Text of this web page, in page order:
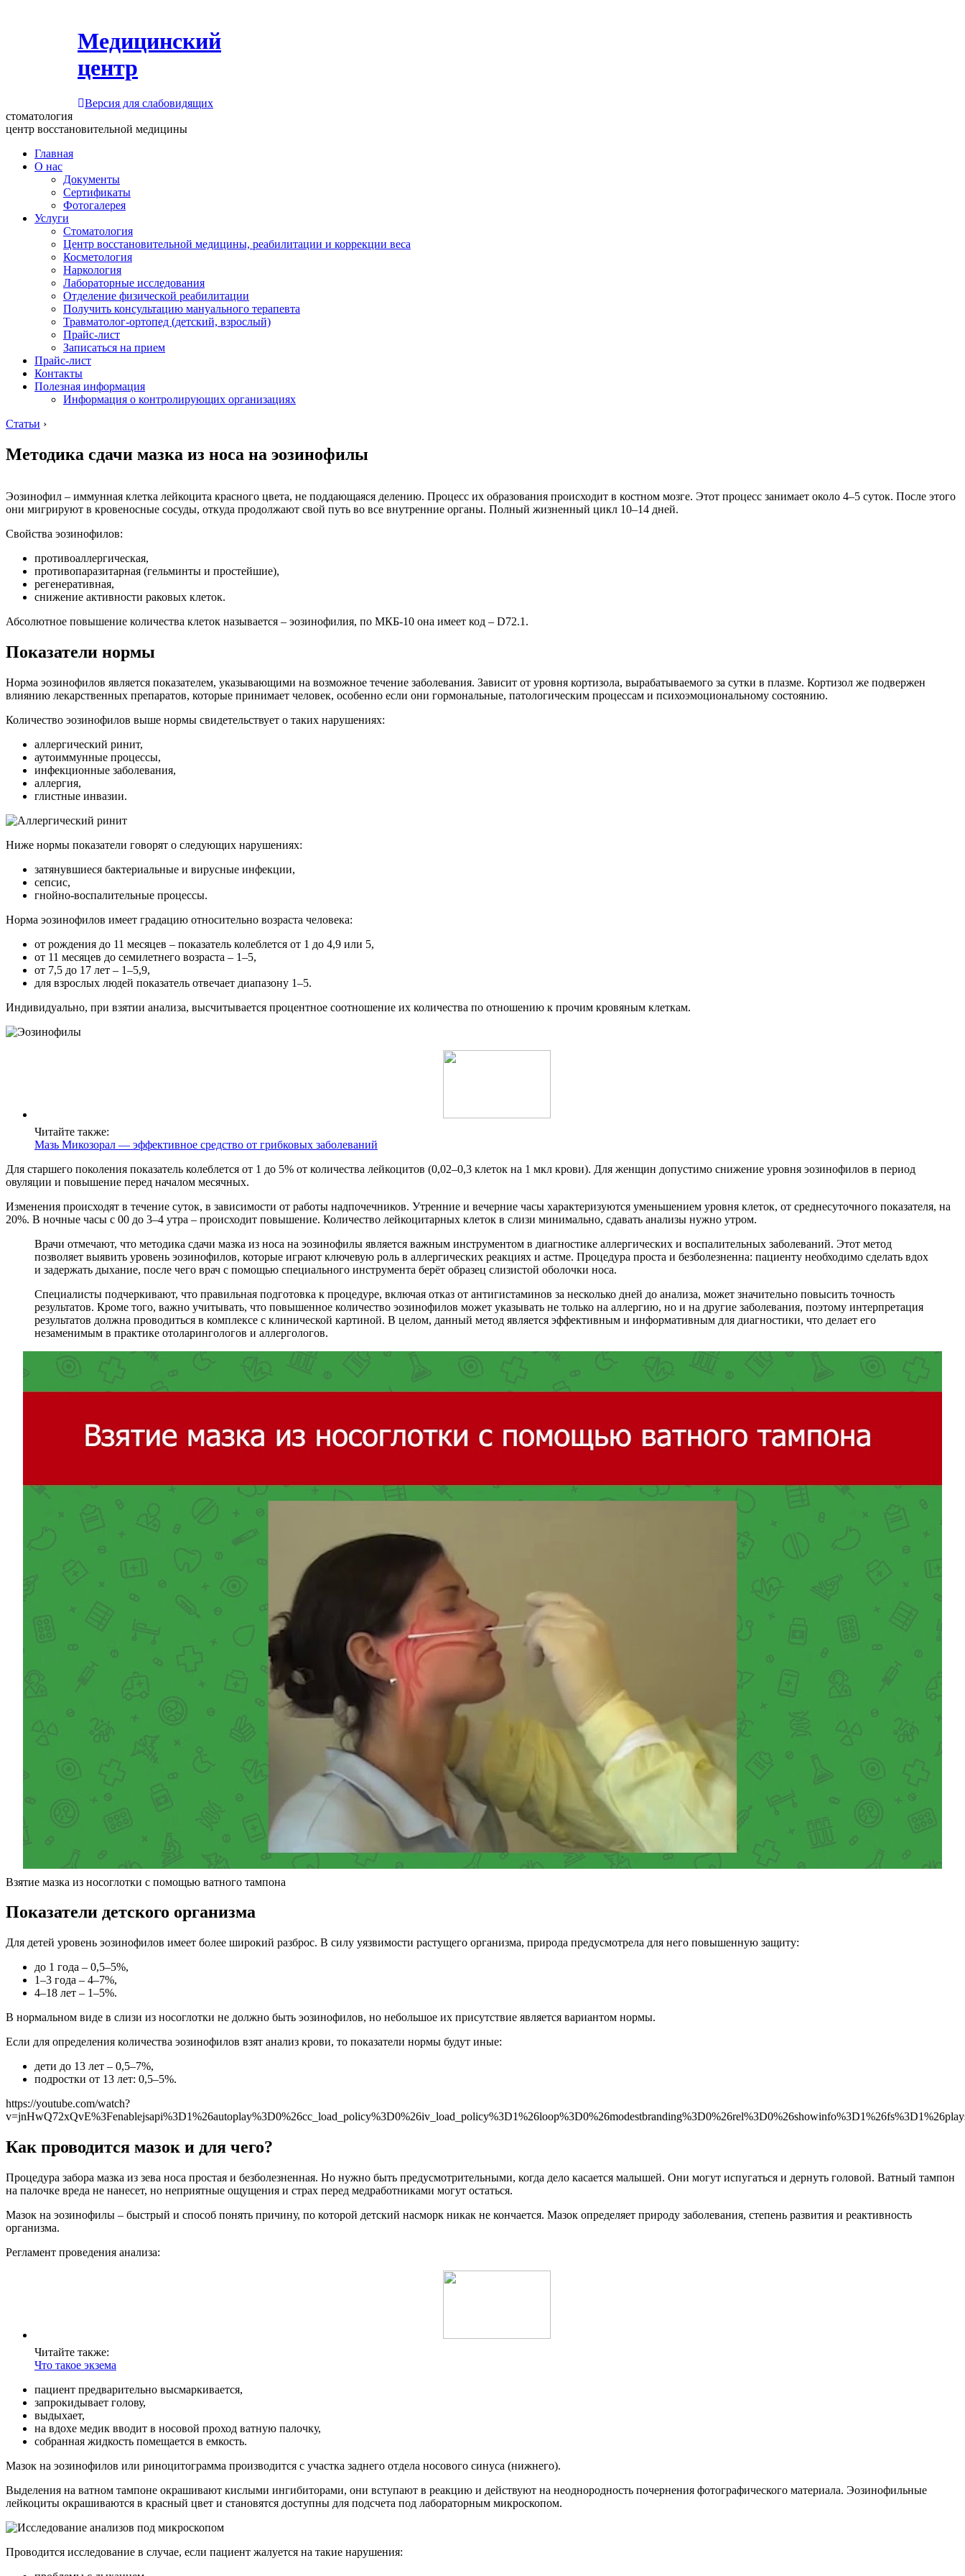
Медицинский
центр
Версия для слабовидящих
стоматология
центр восстановительной медицины
Главная
О нас
Документы
Сертификаты
Фотогалерея
Услуги
Стоматология
Центр восстановительной медицины, реабилитации и коррекции веса
Косметология
Наркология
Лабораторные исследования
Отделение физической реабилитации
Получить консультацию мануального терапевта
Травматолог-ортопед (детский, взрослый)
Прайс-лист
Записаться на прием
Прайс-лист
Контакты
Полезная информация
Информация о контролирующих организациях
Статьи ›
Методика сдачи мазка из носа на эозинофилы
Эозинофил – иммунная клетка лейкоцита красного цвета, не поддающаяся делению. Процесс их образования происходит в костном мозге. Этот процесс занимает около 4–5 суток. После этого
они мигрируют в кровеносные сосуды, откуда продолжают свой путь во все внутренние органы. Полный жизненный цикл 10–14 дней.
Свойства эозинофилов:
противоаллергическая,
противопаразитарная (гельминты и простейшие),
регенеративная,
снижение активности раковых клеток.
Абсолютное повышение количества клеток называется – эозинофилия, по МКБ-10 она имеет код – D72.1.
Показатели нормы
Норма эозинофилов является показателем, указывающими на возможное течение заболевания. Зависит от уровня кортизола, вырабатываемого за сутки в плазме. Кортизол же подвержен
влиянию лекарственных препаратов, которые принимает человек, особенно если они гормональные, патологическим процессам и психоэмоциональному состоянию.
Количество эозинофилов выше нормы свидетельствует о таких нарушениях:
аллергический ринит,
аутоиммунные процессы,
инфекционные заболевания,
аллергия,
глистные инвазии.
Ниже нормы показатели говорят о следующих нарушениях:
затянувшиеся бактериальные и вирусные инфекции,
сепсис,
гнойно-воспалительные процессы.
Норма эозинофилов имеет градацию относительно возраста человека:
от рождения до 11 месяцев – показатель колеблется от 1 до 4,9 или 5,
от 11 месяцев до семилетнего возраста – 1–5,
от 7,5 до 17 лет – 1–5,9,
для взрослых людей показатель отвечает диапазону 1–5.
Индивидуально, при взятии анализа, высчитывается процентное соотношение их количества по отношению к прочим кровяным клеткам.
Читайте также:
Мазь Микозорал — эффективное средство от грибковых заболеваний
Для старшего поколения показатель колеблется от 1 до 5% от количества лейкоцитов (0,02–0,3 клеток на 1 мкл крови). Для женщин допустимо снижение уровня эозинофилов в период
овуляции и повышение перед началом месячных.
Изменения происходят в течение суток, в зависимости от работы надпочечников. Утренние и вечерние часы характеризуются уменьшением уровня клеток, от среднесуточного показателя, на
20%. В ночные часы с 00 до 3–4 утра – происходит повышение. Количество лейкоцитарных клеток в слизи минимально, сдавать анализы нужно утром.
Врачи отмечают, что методика сдачи мазка из носа на эозинофилы является важным инструментом в диагностике аллергических и воспалительных заболеваний. Этот метод
позволяет выявить уровень эозинофилов, которые играют ключевую роль в аллергических реакциях и астме. Процедура проста и безболезненна: пациенту необходимо сделать вдох
и задержать дыхание, после чего врач с помощью специального инструмента берёт образец слизистой оболочки носа.
Специалисты подчеркивают, что правильная подготовка к процедуре, включая отказ от антигистаминов за несколько дней до анализа, может значительно повысить точность
результатов. Кроме того, важно учитывать, что повышенное количество эозинофилов может указывать не только на аллергию, но и на другие заболевания, поэтому интерпретация
результатов должна проводиться в комплексе с клинической картиной. В целом, данный метод является эффективным и информативным для диагностики, что делает его
незаменимым в практике отоларингологов и аллергологов.
Взятие мазка из носоглотки с помощью ватного тампона
Показатели детского организма
Для детей уровень эозинофилов имеет более широкий разброс. В силу уязвимости растущего организма, природа предусмотрела для него повышенную защиту:
до 1 года – 0,5–5%,
1–3 года – 4–7%,
4–18 лет – 1–5%.
В нормальном виде в слизи из носоглотки не должно быть эозинофилов, но небольшое их присутствие является вариантом нормы.
Если для определения количества эозинофилов взят анализ крови, то показатели нормы будут иные:
дети до 13 лет – 0,5–7%,
подростки от 13 лет: 0,5–5%.
https://youtube.com/watch?
Как проводится мазок и для чего?
Процедура забора мазка из зева носа простая и безболезненная. Но нужно быть предусмотрительными, когда дело касается малышей. Они могут испугаться и дернуть головой. Ватный тампон
на палочке вреда не нанесет, но неприятные ощущения и страх перед медработниками могут остаться.
Мазок на эозинофилы – быстрый и способ понять причину, по которой детский насморк никак не кончается. Мазок определяет природу заболевания, степень развития и реактивность
организма.
Регламент проведения анализа:
Читайте также:
Что такое экзема
пациент предварительно высмаркивается,
запрокидывает голову,
выдыхает,
на вдохе медик вводит в носовой проход ватную палочку,
собранная жидкость помещается в емкость.
Мазок на эозинофилов или риноцитограмма производится с участка заднего отдела носового синуса (нижнего).
Выделения на ватном тампоне окрашивают кислыми ингибиторами, они вступают в реакцию и действуют на неоднородность почернения фотографического материала. Эозинофильные
лейкоциты окрашиваются в красный цвет и становятся доступны для подсчета под лабораторным микроскопом.
Проводится исследование в случае, если пациент жалуется на такие нарушения: